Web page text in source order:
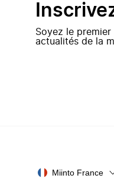
Soyez le
actualités de la
Miinto France